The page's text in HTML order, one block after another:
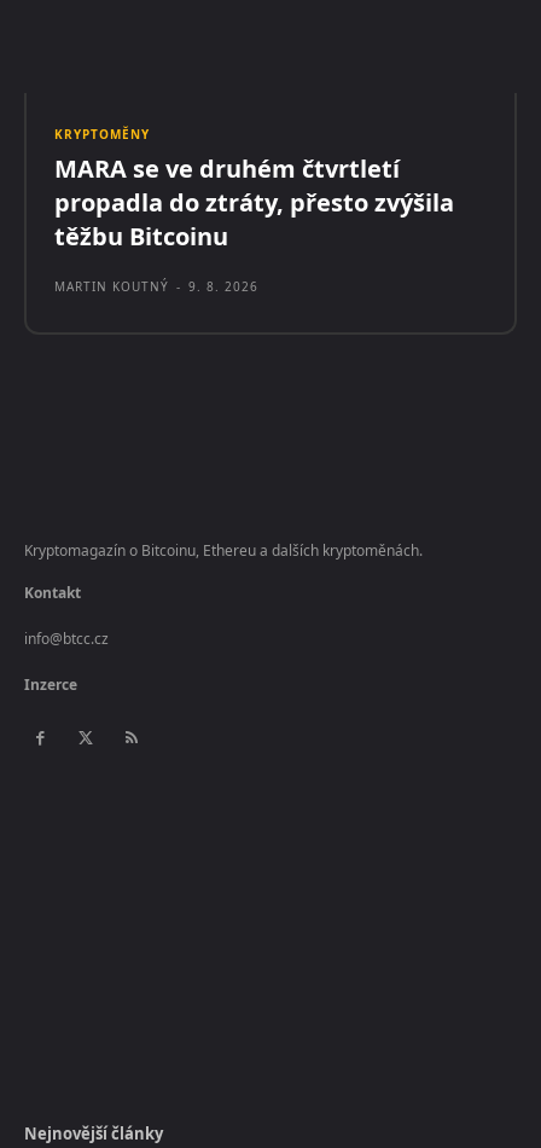
KRYPTOMĚNY
MARA se ve druhém čtvrtletí
propadla do ztráty, přesto zvýšila
těžbu Bitcoinu
MARTIN KOUTNÝ - 9. 8. 2026
Kryptomagazín o Bitcoinu, Ethereu a dalších kryptoměnách.
Kontakt
info@btcc.cz
Inzerce
Nejnovější články